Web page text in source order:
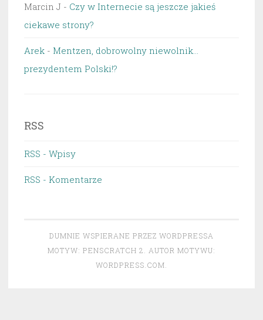
Marcin J - Czy w Internecie są jeszcze jakieś
ciekawe strony?
Arek - Mentzen, dobrowolny niewolnik…
prezydentem Polski!?
RSS
RSS - Wpisy
RSS - Komentarze
DUMNIE WSPIERANE PRZEZ WORDPRESSA
MOTYW: PENSCRATCH 2. AUTOR MOTYWU:
WORDPRESS.COM.